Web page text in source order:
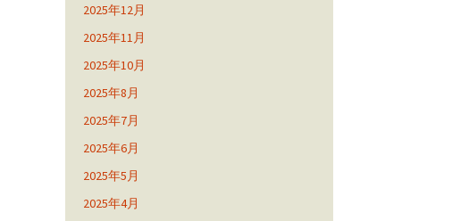
2025年12月
2025年11月
2025年10月
2025年8月
2025年7月
2025年6月
2025年5月
2025年4月